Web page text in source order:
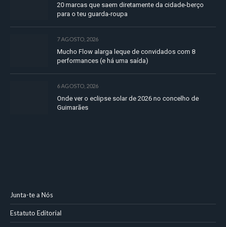
20 marcas que saem diretamente da cidade-berço
para o teu guarda-roupa
7 AGOSTO, 2026
Mucho Flow alarga leque de convidados com 8
performances (e há uma saída)
6 AGOSTO, 2026
Onde ver o eclipse solar de 2026 no concelho de
Guimarães
Junta-te a Nós
Estatuto Editorial